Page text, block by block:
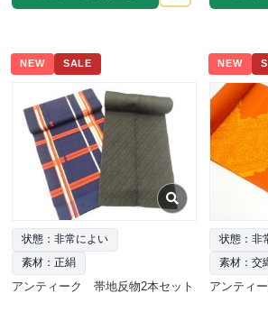
NEW SALE
状態：非常によい
素材：正絹
アンティーク 帯地反物2本セット
NEW
状態：非
素材：交
アンティ